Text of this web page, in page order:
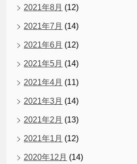
2021年8月 (12)
2021年7月 (14)
2021年6月 (12)
2021年5月 (14)
2021年4月 (11)
2021年3月 (14)
2021年2月 (13)
2021年1月 (12)
2020年12月 (14)